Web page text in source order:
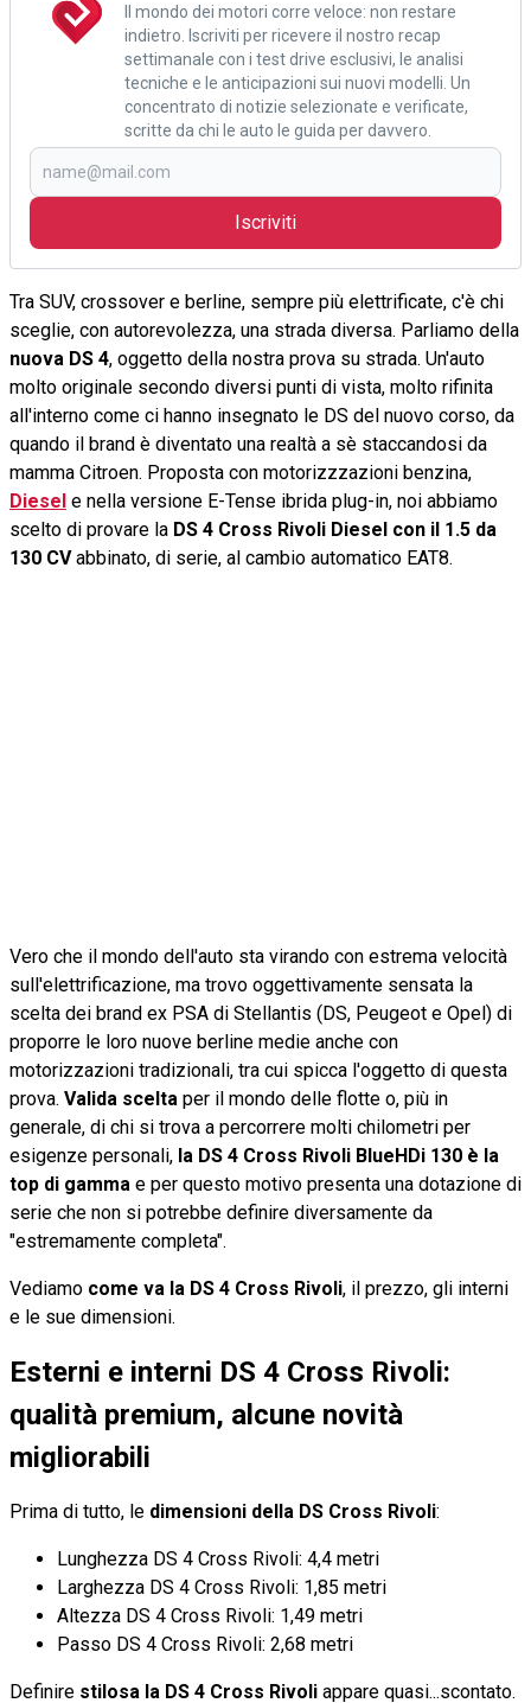
Il mondo dei motori corre veloce: non restare
indietro. Iscriviti per ricevere il nostro recap
settimanale con i test drive esclusivi, le analisi
tecniche e le anticipazioni sui nuovi modelli. Un
concentrato di notizie selezionate e verificate,
scritte da chi le auto le guida per davvero.
Iscriviti
Tra SUV, crossover e berline, sempre più elettrificate, c'è chi
sceglie, con autorevolezza, una strada diversa. Parliamo della
nuova DS 4, oggetto della nostra prova su strada. Un'auto
molto originale secondo diversi punti di vista, molto rifinita
all'interno come ci hanno insegnato le DS del nuovo corso, da
quando il brand è diventato una realtà a sè staccandosi da
mamma Citroen. Proposta con motorizzzazioni benzina,
Diesel e nella versione E-Tense ibrida plug-in, noi abbiamo
scelto di provare la DS 4 Cross Rivoli Diesel con il 1.5 da
130 CVabbinato, di serie, al cambio automatico EAT8.
Vero che il mondo dell'auto sta virando con estrema velocità
sull'elettrificazione, ma trovo oggettivamente sensata la
scelta dei brand ex PSA di Stellantis (DS, Peugeot e Opel) di
proporre le loro nuove berline medie anche con
motorizzazioni tradizionali, tra cui spicca l'oggetto di questa
prova. Valida scelta per il mondo delle flotte o, più in
generale, di chi si trova a percorrere molti chilometri per
esigenze personali, la DS 4 Cross Rivoli BlueHDi 130 è la
top di gamma e per questo motivo presenta una dotazione di
serie che non si potrebbe definire diversamente da
"estremamente completa".
Vediamo come va la DS 4 Cross Rivoli, il prezzo, gli interni
e le sue dimensioni.
Esterni e interni DS 4 Cross Rivoli:
qualità premium, alcune novità
migliorabili
Prima di tutto, le dimensioni della DS Cross Rivoli:
Lunghezza DS 4 Cross Rivoli: 4,4 metri
Larghezza DS 4 Cross Rivoli: 1,85 metri
Altezza DS 4 Cross Rivoli: 1,49 metri
Passo DS 4 Cross Rivoli: 2,68 metri
Definire stilosa la DS 4 Cross Rivoli appare quasi...scontato.